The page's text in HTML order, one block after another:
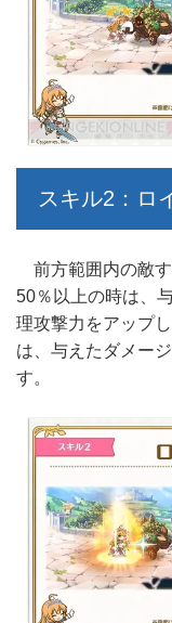
スキル2：ロ
前方範囲内の敵
50％以上の時は、
理攻撃力をアップ
は、与えたダメー
す。